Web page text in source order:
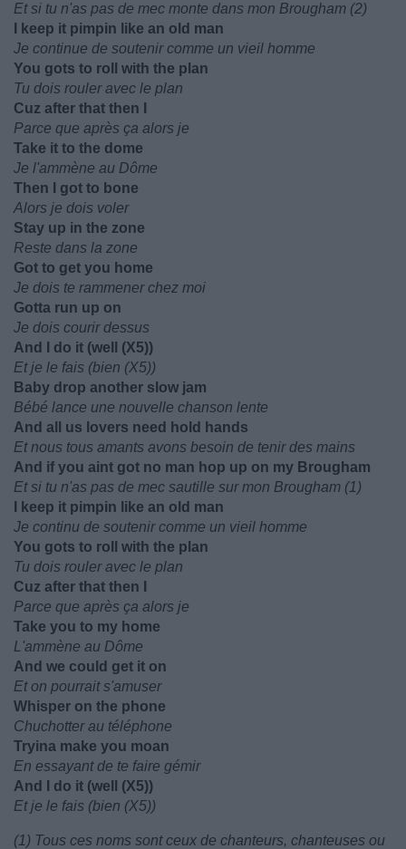
Et si tu n'as pas de mec monte dans mon Brougham (2)
I keep it pimpin like an old man
Je continue de soutenir comme un vieil homme
You gots to roll with the plan
Tu dois rouler avec le plan
Cuz after that then I
Parce que après ça alors je
Take it to the dome
Je l'ammène au Dôme
Then I got to bone
Alors je dois voler
Stay up in the zone
Reste dans la zone
Got to get you home
Je dois te rammener chez moi
Gotta run up on
Je dois courir dessus
And I do it (well (X5))
Et je le fais (bien (X5))
Baby drop another slow jam
Bébé lance une nouvelle chanson lente
And all us lovers need hold hands
Et nous tous amants avons besoin de tenir des mains
And if you aint got no man hop up on my Brougham
Et si tu n'as pas de mec sautille sur mon Brougham (1)
I keep it pimpin like an old man
Je continu de soutenir comme un vieil homme
You gots to roll with the plan
Tu dois rouler avec le plan
Cuz after that then I
Parce que après ça alors je
Take you to my home
L'ammène au Dôme
And we could get it on
Et on pourrait s'amuser
Whisper on the phone
Chuchotter au téléphone
Tryina make you moan
En essayant de te faire gémir
And I do it (well (X5))
Et je le fais (bien (X5))
(1) Tous ces noms sont ceux de chanteurs, chanteuses ou